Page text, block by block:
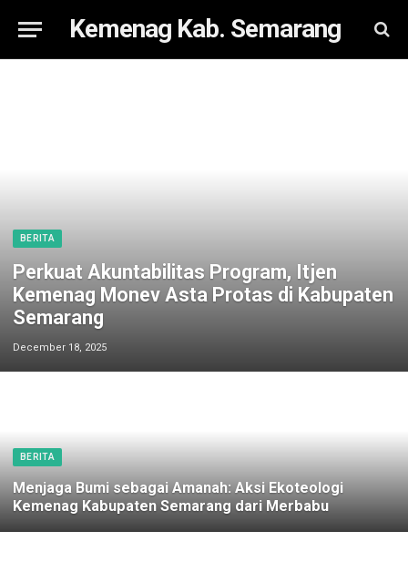
Kemenag Kab. Semarang
BERITA
Perkuat Akuntabilitas Program, Itjen
Kemenag Monev Asta Protas di Kabupaten
Semarang
December 18, 2025
BERITA
Menjaga Bumi sebagai Amanah: Aksi Ekoteologi
Kemenag Kabupaten Semarang dari Merbabu